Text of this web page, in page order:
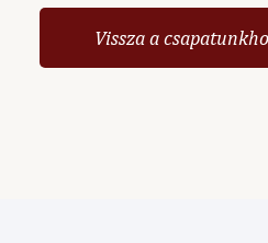
Vissza a